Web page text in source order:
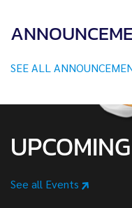
SEE ALL
See all Events